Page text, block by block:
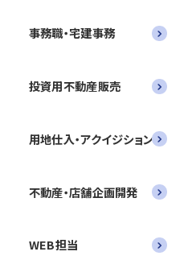
事務職・宅建事務
投資用不動産販売
用地仕入・アクイジション
不動産・店舗企画開発
WEB担当